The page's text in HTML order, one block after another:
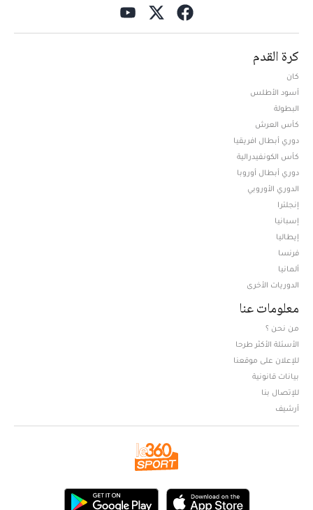
كرة القدم
كان
أسود الأطلس
البطولة
كأس العرش
دوري أبطال افريقيا
كأس الكونفيدرالية
دوري أبطال أوروبا
الدوري الأوروبي
إنجلترا
إسبانيا
إيطاليا
فرنسا
ألمانيا
الدوريات الأخرى
معلومات عنا
من نحن ؟
الأسئلة الأكثر طرحا
للإعلان على موقعنا
بيانات قانونية
للإتصال بنا
أرشيف